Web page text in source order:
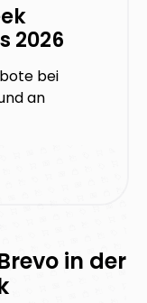
2026
bei
an
in der